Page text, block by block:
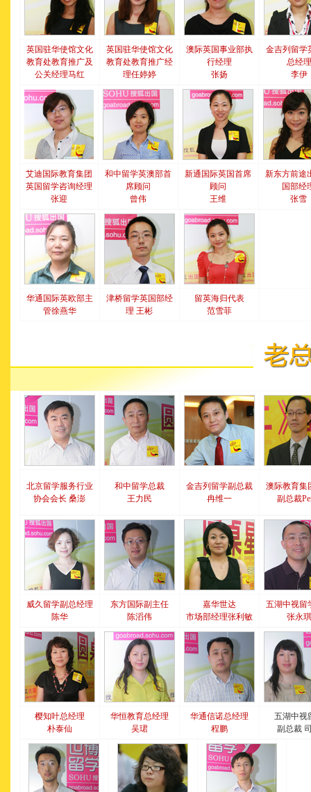
英国驻华使馆文化
教育处教育推广及
公关经理马红
英国驻华使馆文化
教育处教育推广经
理任婷婷
澳际英国事业部执
行经理
张扬
金吉列留学
总经理
李伊
艾迪国际教育集团
英国留学咨询经理
张迎
和中留学英澳部首
席顾问
曾伟
新通国际英国首席
顾问
王维
新东方前途
国部经
张雪
华通国际英欧部主
管徐燕华
津桥留学英国部经
理 王彬
留英海归代表
范雪菲
北京留学服务行业
协会会长 桑澎
和中留学总裁
王力民
金吉列留学副总裁
冉维一
澳际教育集
副总裁
威久留学副总经理
陈华
东方国际副主任
陈滔伟
嘉华世达
市场部经理张利敏
五湖中视留
张永琪
樱知叶总经理
朴泰仙
华恒教育总经理
吴珺
华通信诺总经理
程鹏
五湖中视
副总裁